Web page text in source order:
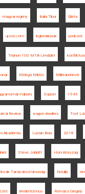
magyar regény Balla Tibor Újléta
ujszo.com legionáriusok podcast
Trianon 100 MTA-Lendület
Melega Miklós Millerand-levél
román háború Sopron 1945
Review wagon dwellers Tost
Akadémia Lucian Boia 2018
Steve Jobbitt Horvátország
Tanácsköztársaság Neuilly
irredentizmus Romsics Gergely